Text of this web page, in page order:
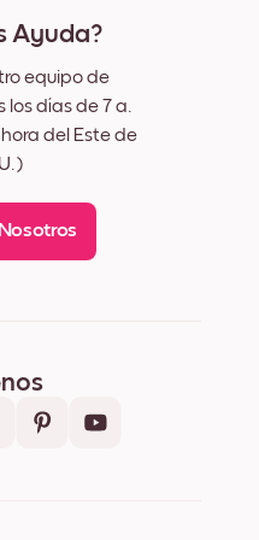
Ayuda?
equipo de
días de 7 a.
del Este de